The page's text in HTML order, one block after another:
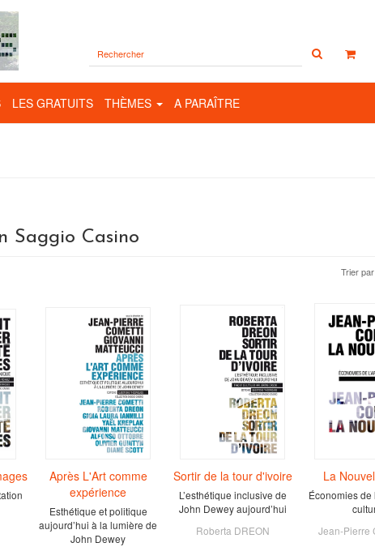
sur
site
LES GRATUITS THÈMES A PARAÎTRE
Saggio Casino
Trier
Après L'Art comme
expérience
Esthétique et politique
aujourd’hui à la lumière de
John Dewey
Sortir de la tour d'ivoire
L’esthétique inclusive de
John Dewey aujourd’hui
Roberta DREON
La
Économies de
Jean-Pierre